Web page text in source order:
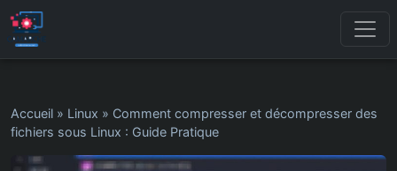
Accueil » Linux » Comment compresser et décompresser des
fichiers sous Linux : Guide Pratique